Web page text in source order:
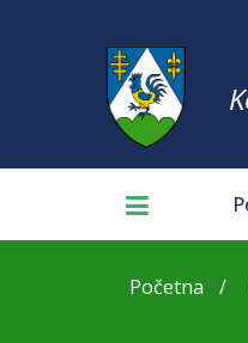
Početna